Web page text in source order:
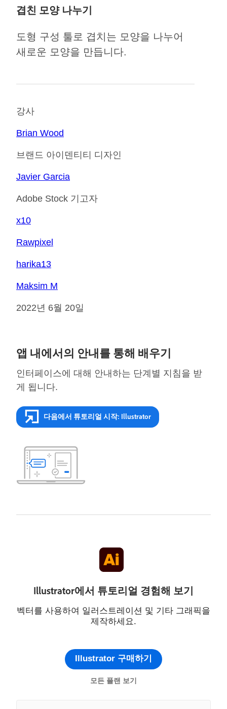
겹친 모양 나누기
도형 구성 툴로 겹치는 모양을 나누어
새로운 모양을 만듭니다.
강사
Brian Wood
브랜드 아이덴티티 디자인
Javier Garcia
Adobe Stock 기고자
x10
Rawpixel
harika13
Maksim M
2022년 6월 20일
앱 내에서의 안내를 통해 배우기
인터페이스에 대해 안내하는 단계별 지침을 받
게 됩니다.
다음에서 튜토리얼 시작: Illustrator
Illustrator에서 튜토리얼 경험해 보기
벡터를 사용하여 일러스트레이션 및 기타 그래픽을
제작하세요.
Illustrator 구매하기
모든 플랜 보기